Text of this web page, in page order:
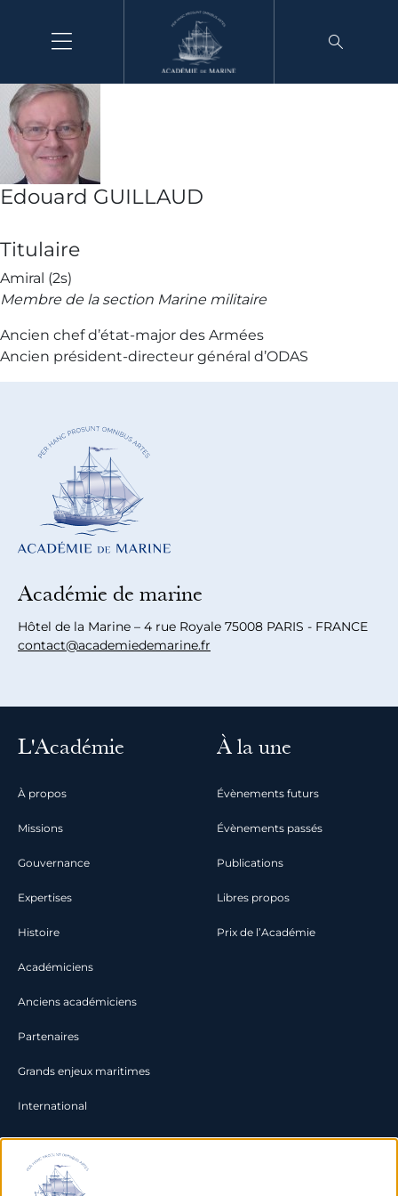
Aller
au
contenu
Edouard GUILLAUD
Titulaire
Amiral (2s)
Membre de la section Marine militaire
Ancien chef d’état-major des Armées
Ancien président-directeur général d’ODAS
Académie de marine
Hôtel de la Marine – 4 rue Royale 75008 PARIS - FRANCE
contact@academiedemarine.fr
L'Académie
À propos
Missions
Gouvernance
Expertises
Histoire
Académiciens
Anciens académiciens
Partenaires
Grands enjeux maritimes
International
À la une
Évènements futurs
Évènements passés
Publications
Libres propos
Prix de l’Académie
Documentation